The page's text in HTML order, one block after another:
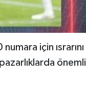
için ısrarını
önemli